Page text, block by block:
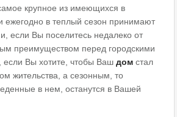
крупное из имеющихся в
ежегодно в теплый сезон принимают
если Вы поселитесь недалеко от
преимуществом перед городскими
если Вы хотите, чтобы Ваш дом стал
жительства, а сезонным, то
в нем, останутся в Вашей